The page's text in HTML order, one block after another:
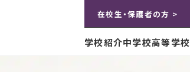
在校生・保護者の方 >
学校紹介中学校高等学校